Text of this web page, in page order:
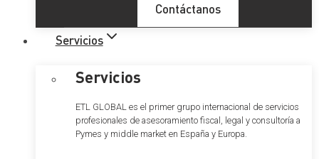
Contáctanos
Servicios
Servicios
ETL GLOBAL es el primer grupo internacional de servicios
profesionales de asesoramiento fiscal, legal y consultoría a
Pymes y middle market en España y Europa.